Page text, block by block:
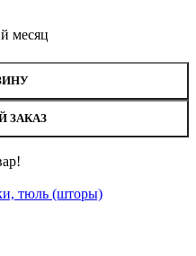
месяц
Г50, 165x160см
ЗАКАЗ
тюль (шторы)